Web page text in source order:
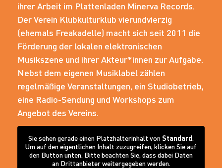
ihrer Arbeit im Plattenladen Minerva Records.
Der Verein Klubkulturklub vierundvierzig
(ehemals Freakadelle) macht sich seit 2011 die
Förderung der lokalen elektronischen
Musikszene und ihrer Akteur*innen zur Aufgabe.
Nebst dem eigenen Musiklabel zählen
regelmäßige Veranstaltungen, ein Studiobetrieb,
eine Radio-Sendung und Workshops zum
Angebot des Vereins.
Sie sehen gerade einen Platzhalterinhalt vonStandard.
Um auf den eigentlichen Inhalt zuzugreifen, klicken Sie auf
den Button unten. Bitte beachten Sie, dass dabei Daten
an Drittanbieter weitergegeben werden.